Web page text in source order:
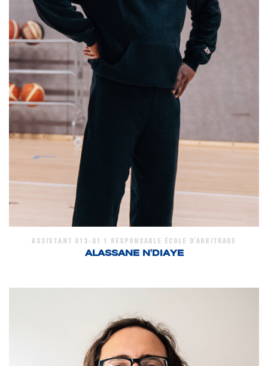
ASSISTANT U13-G1 1 RESPONSABLE ÉCOLE D'ARBITRAGE
ALASSANE N'DIAYE